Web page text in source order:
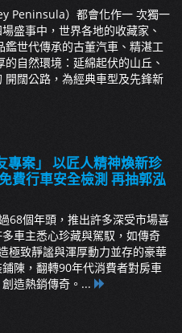
Peninsula）都會化作一 次獨一
盛事中，世界各地的收藏家、
世代傳承的古董汽車、精湛工
自然環境：延綿起伏的山丘、
闊公路，為經典車型及先鋒新
專案」 以匠人精神煥新珍
費行車安全檢測 再抽郭泓
68個年頭，推出許多深受市場喜
車主悉心珍藏與駕馭，如傳奇
極致靜謐與渾厚動力並存的豪華
陳，翻轉90年代消費者對房車
造熱銷傳奇。...